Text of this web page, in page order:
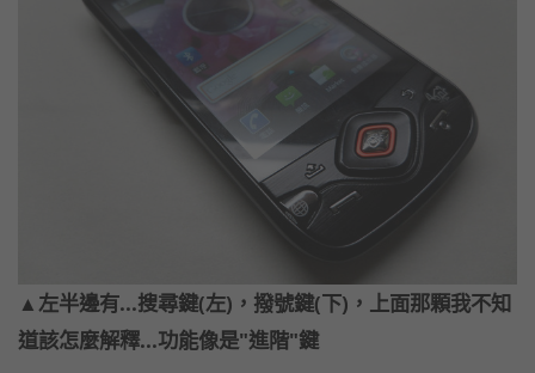
▲左半邊有...搜尋鍵(左)，撥號鍵(下)，上面那顆我不知
道該怎麼解釋...功能像是"進階"鍵